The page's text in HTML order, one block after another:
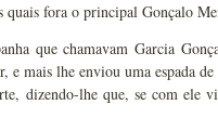
fora o principal Gonçalo
que chamavam Garcia
mais lhe enviou uma espada
dizendo-lhe que, se com ele